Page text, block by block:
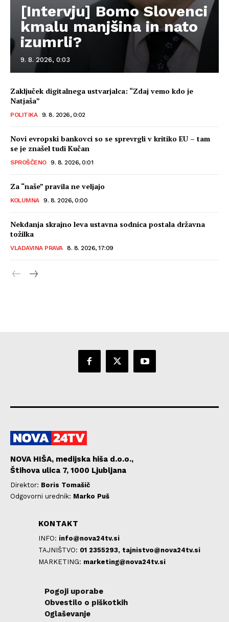
[Intervju] Bomo Slovenci
kmalu manjšina in nato
izumrli?
9. 8. 2026, 0:03
Zaključek digitalnega ustvarjalca: “Zdaj vemo kdo je
Natjaša”
POLITIKA 9. 8. 2026, 0:02
Novi evropski bankovci so se sprevrgli v kritiko EU – tam
se je znašel tudi Kučan
SPROŠČENO 9. 8. 2026, 0:01
Za “naše” pravila ne veljajo
KOLUMNA 9. 8. 2026, 0:00
Nekdanja skrajno leva ustavna sodnica postala državna
tožilka
VLADAVINA PRAVA 8. 8. 2026, 17:09
NOVA HIŠA, medijska hiša d.o.o.,
Štihova ulica 7, 1000 Ljubljana
Direktor: Boris Tomašič
Odgovorni urednik: Marko Puš
KONTAKT
INFO: info@nova24tv.si
TAJNIŠTVO: 01 2355293, tajnistvo@nova24tv.si
MARKETING: marketing@nova24tv.si
Pogoji uporabe
Obvestilo o piškotkih
Oglaševanje